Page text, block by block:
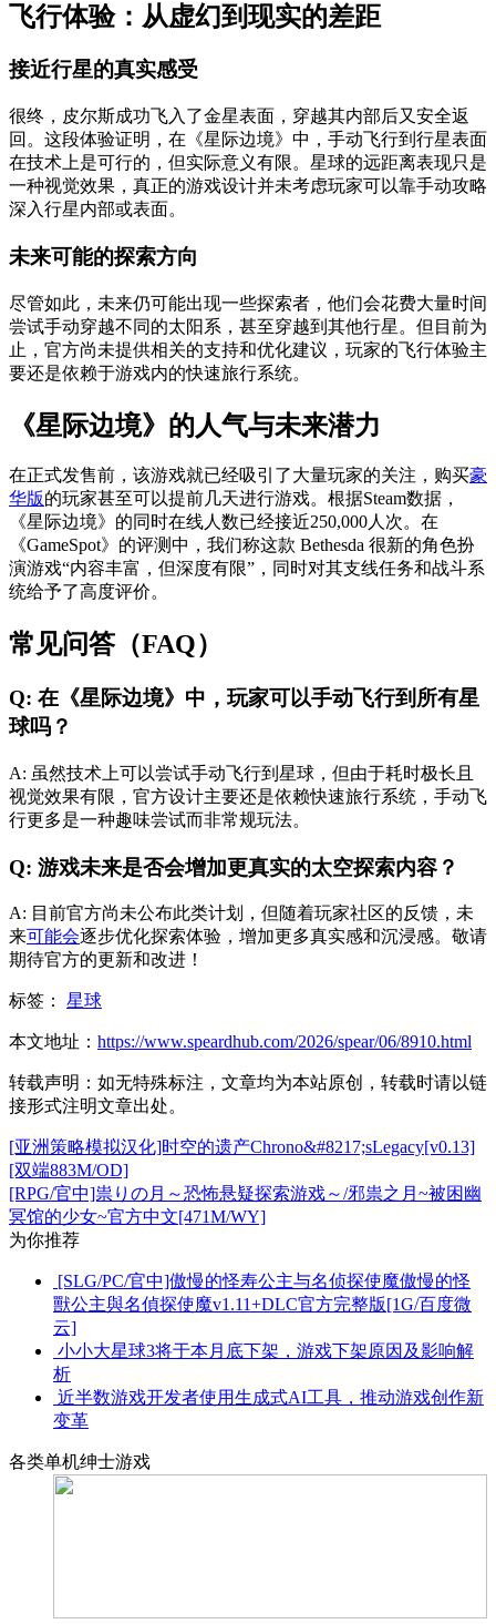
飞行体验：从虚幻到现实的差距
接近行星的真实感受
很终，皮尔斯成功飞入了金星表面，穿越其内部后又安全返
回。这段体验证明，在《星际边境》中，手动飞行到行星表面
在技术上是可行的，但实际意义有限。星球的远距离表现只是
一种视觉效果，真正的游戏设计并未考虑玩家可以靠手动攻略
深入行星内部或表面。
未来可能的探索方向
尽管如此，未来仍可能出现一些探索者，他们会花费大量时间
尝试手动穿越不同的太阳系，甚至穿越到其他行星。但目前为
止，官方尚未提供相关的支持和优化建议，玩家的飞行体验主
要还是依赖于游戏内的快速旅行系统。
《星际边境》的人气与未来潜力
在正式发售前，该游戏就已经吸引了大量玩家的关注，购买豪
华版的玩家甚至可以提前几天进行游戏。根据Steam数据，
《星际边境》的同时在线人数已经接近250,000人次。在
《GameSpot》的评测中，我们称这款 Bethesda 很新的角色扮
演游戏“内容丰富，但深度有限”，同时对其支线任务和战斗系
统给予了高度评价。
常见问答（FAQ）
Q: 在《星际边境》中，玩家可以手动飞行到所有星
球吗？
A: 虽然技术上可以尝试手动飞行到星球，但由于耗时极长且
视觉效果有限，官方设计主要还是依赖快速旅行系统，手动飞
行更多是一种趣味尝试而非常规玩法。
Q: 游戏未来是否会增加更真实的太空探索内容？
A: 目前官方尚未公布此类计划，但随着玩家社区的反馈，未
来可能会逐步优化探索体验，增加更多真实感和沉浸感。敬请
期待官方的更新和改进！
标签： 星球
本文地址： https://www.speardhub.com/2026/spear/06/8910.html
转载声明： 如无特殊标注，文章均为本站原创，转载时请以链
接形式注明文章出处。
[亚洲策略模拟汉化]时空的遗产Chrono&#8217;sLegacy[v0.13]
[双端883M/OD]
[RPG/官中]祟りの月～恐怖悬疑探索游戏～/邪祟之月~被困幽
冥馆的少女~官方中文[471M/WY]
为你推荐
[SLG/PC/官中]傲慢的怪寿公主与名侦探使魔傲慢的怪
獸公主與名偵探使魔v1.11+DLC官方完整版[1G/百度微
云]
小小大星球3将于本月底下架，游戏下架原因及影响解
析
近半数游戏开发者使用生成式AI工具，推动游戏创作新
变革
各类单机绅士游戏